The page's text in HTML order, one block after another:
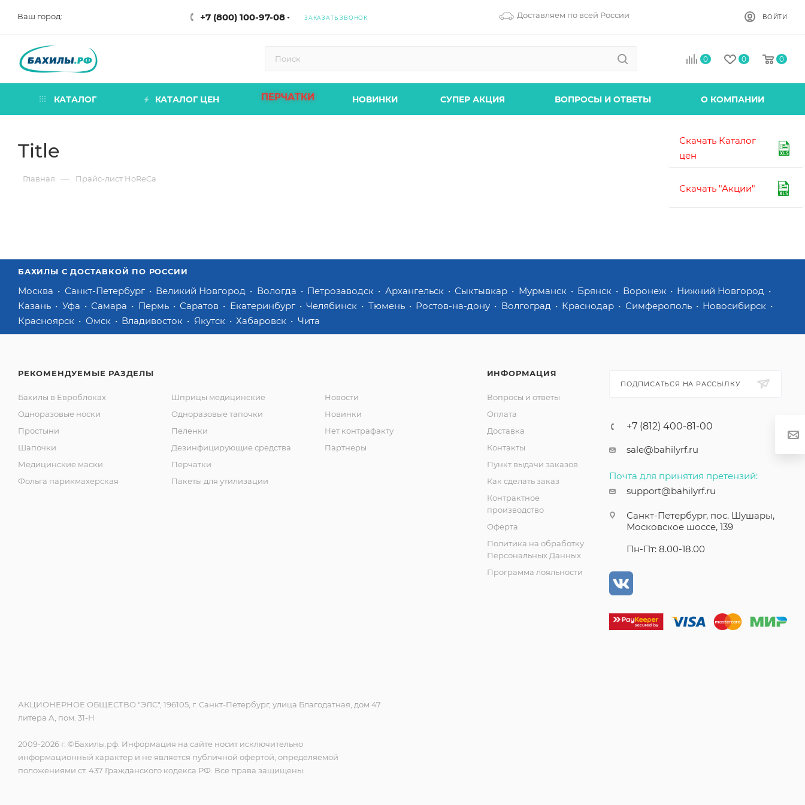
Ваш город: +7 (800) 100-97-08 ЗАКАЗАТЬ ЗВОНОК Доставляем по всей России ВОЙТИ
0 0 0
КАТАЛОГ КАТАЛОГ ЦЕН ПЕРЧАТКИ НОВИНКИ СУПЕР АКЦИЯ ВОПРОСЫ И ОТВЕТЫ О КОМПАНИИ
Title
Главная — Прайс-лист HoReCa
БАХИЛЫ С ДОСТАВКОЙ ПО РОССИИ
Москва Санкт-Петербург Великий Новгород Вологда Петрозаводск Архангельск Сыктывкар Мурманск Брянск Воронеж
Нижний Новгород
Казань
Уфа Самара Пермь Саратов Екатеринбург Челябинск Тюмень Ростов-на-дону Волгоград Краснодар Симферополь
Новосибирск
Красноярск
Омск Владивосток Якутск Хабаровск Чита
РЕКОМЕНДУЕМЫЕ РАЗДЕЛЫ
Бахилы в Евроблоках
Одноразовые носки
Простыни
Шапочки
Медицинские маски
Фольга парикмахерская
Шприцы медицинские
Одноразовые тапочки
Пеленки
Дезинфицирующие средства
Перчатки
Пакеты для утилизации
Новости
Новинки
Нет контрафакту
Партнеры
ИНФОРМАЦИЯ
Вопросы и ответы
Оплата
Доставка
Контакты
Пункт выдачи заказов
Как сделать заказ
Контрактное
производство
Оферта
Политика на обработку
Персональных Данных
Программа лояльности
ПОДПИСАТЬСЯ НА РАССЫЛКУ
+7 (812) 400-81-00
sale@bahilyrf.ru
Почта для принятия претензий:
support@bahilyrf.ru
Санкт-Петербург, пос. Шушары,
Московское шоссе, 139
Пн-Пт: 8.00-18.00
АКЦИОНЕРНОЕ ОБЩЕСТВО "ЭЛС", 196105, г. Санкт-Петербург, улица Благодатная, дом 47
литера А, пом. 31-Н
2009-2026 г. ©Бахилы.рф. Информация на сайте носит исключительно
информационный характер и не является публичной офертой, определяемой
положениями ст. 437 Гражданского кодекса РФ. Все права защищены.
Скачать Каталог
цен
Скачать "Акции"